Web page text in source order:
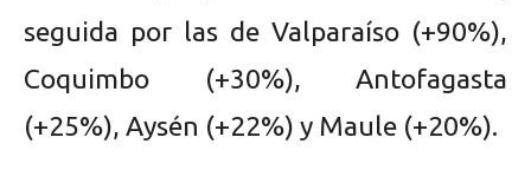
seguida por las de Valparaíso (+90%),
Coquimbo (+30%), Antofagasta
(+25%), Aysén (+22%) y Maule (+20%).